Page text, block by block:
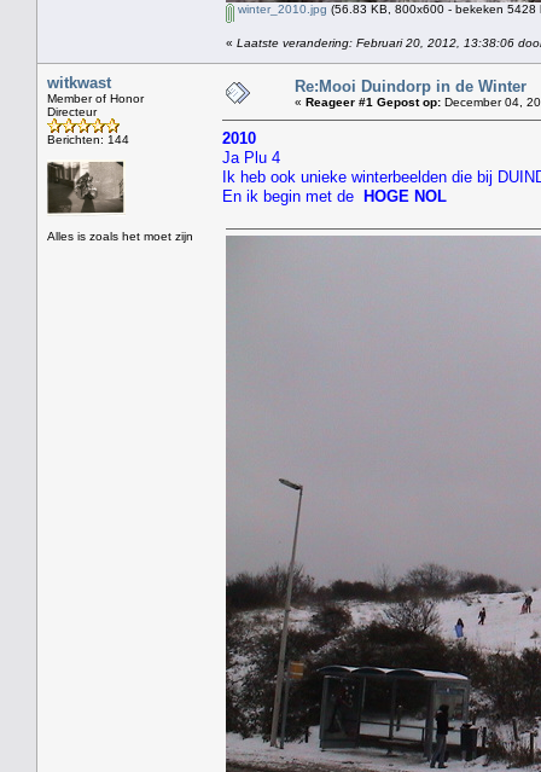
winter_2010.jpg (56.83 KB, 800x600 - bekeken 5428
« Laatste verandering: Februari 20, 2012, 13:38:06
witkwast
Member of Honor
Directeur
Berichten: 144
Alles is zoals het moet zijn
Re:Mooi Duindorp in de Winter
« Reageer #1 Gepost op: December 04,
2010
Ja Plu 4
Ik heb ook unieke winterbeelden die bij
En ik begin met de HOGE NOL